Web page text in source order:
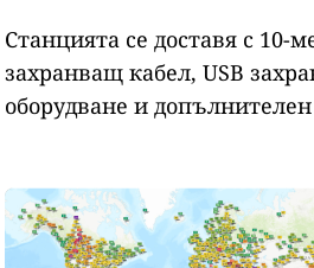
Станцията се доставя с 10-
захранващ кабел, USB
оборудване и